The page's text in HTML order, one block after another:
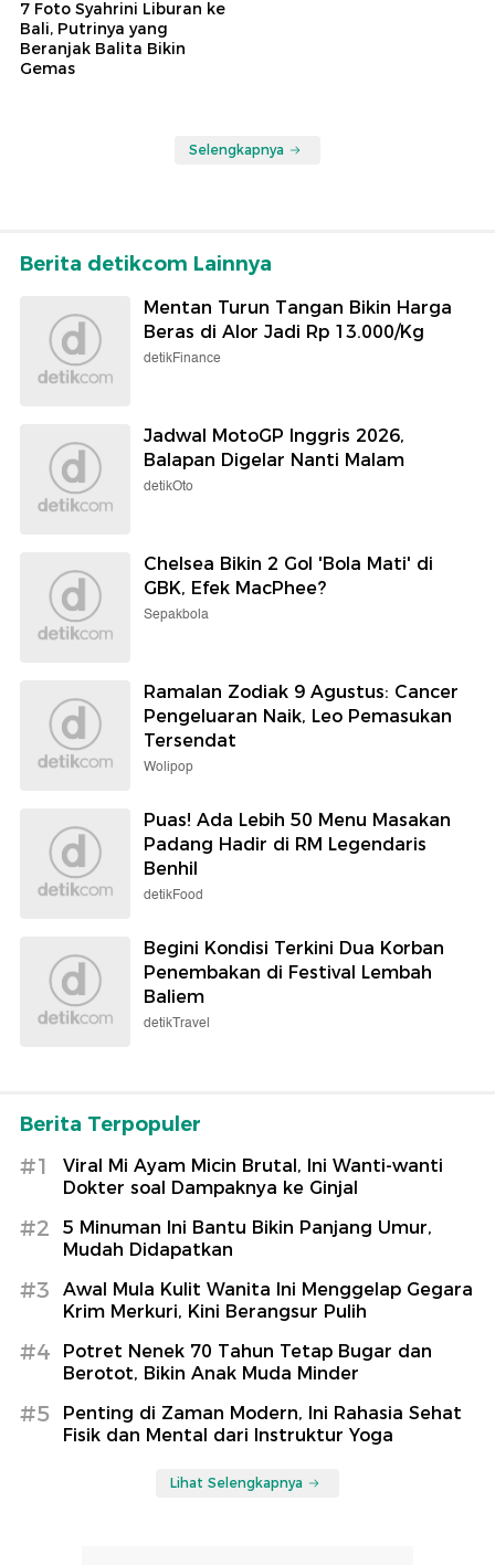
7 Foto Syahrini Liburan ke
Bali, Putrinya yang
Beranjak Balita Bikin
Gemas
Selengkapnya
Berita detikcom Lainnya
Mentan Turun Tangan Bikin Harga
Beras di Alor Jadi Rp 13.000/Kg
detikFinance
Jadwal MotoGP Inggris 2026,
Balapan Digelar Nanti Malam
detikOto
Chelsea Bikin 2 Gol 'Bola Mati' di
GBK, Efek MacPhee?
Sepakbola
Ramalan Zodiak 9 Agustus: Cancer
Pengeluaran Naik, Leo Pemasukan
Tersendat
Wolipop
Puas! Ada Lebih 50 Menu Masakan
Padang Hadir di RM Legendaris
Benhil
detikFood
Begini Kondisi Terkini Dua Korban
Penembakan di Festival Lembah
Baliem
detikTravel
Berita Terpopuler
#1
Viral Mi Ayam Micin Brutal, Ini Wanti-wanti
Dokter soal Dampaknya ke Ginjal
#2
5 Minuman Ini Bantu Bikin Panjang Umur,
Mudah Didapatkan
#3
Awal Mula Kulit Wanita Ini Menggelap Gegara
Krim Merkuri, Kini Berangsur Pulih
#4
Potret Nenek 70 Tahun Tetap Bugar dan
Berotot, Bikin Anak Muda Minder
#5
Penting di Zaman Modern, Ini Rahasia Sehat
Fisik dan Mental dari Instruktur Yoga
Lihat Selengkapnya